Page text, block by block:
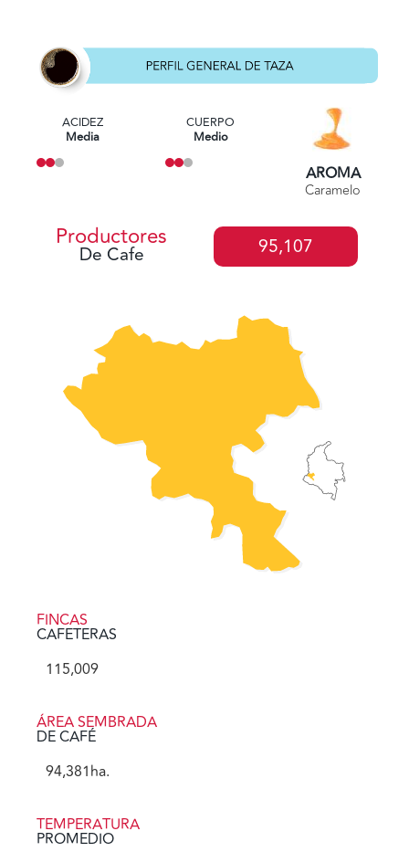
ACIDEZ
Media
CUERPO
Medio
AROMA
Caramelo
Productores
De Cafe 95,107
FINCAS
CAFETERAS
115,009
ÁREA SEMBRADA
DE CAFÉ
94,381ha.
TEMPERATURA
PROMEDIO